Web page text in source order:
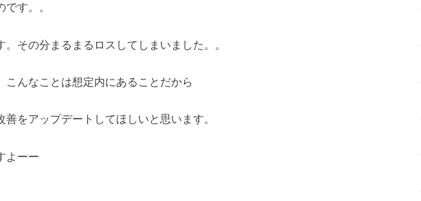
す。。
。その分まるまるロスしてしまいました。。
こんなことは想定内にあることだから
善をアップデートしてほしいと思います。
よーー